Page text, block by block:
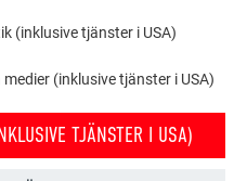
(inklusive tjänster i USA)
(inklusive tjänster i USA)
TJÄNSTER I USA)